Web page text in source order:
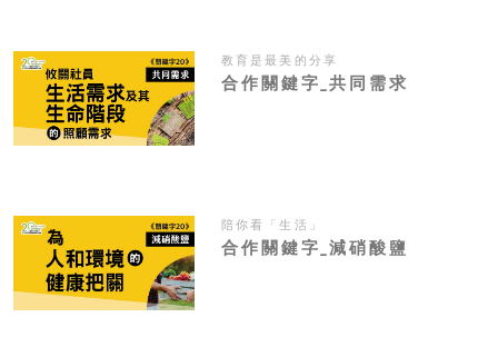
教育是最美的分享
合作關鍵字_共同需求
陪你看「生活」
合作關鍵字_減硝酸鹽